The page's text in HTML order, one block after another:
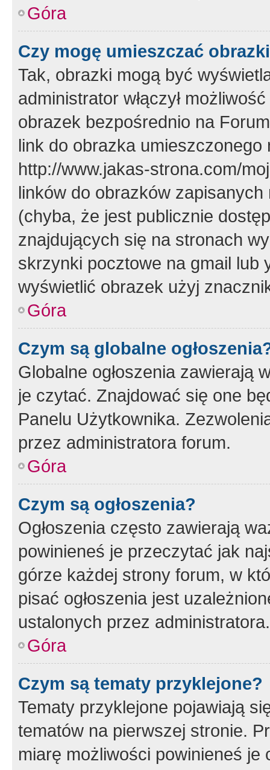
Góra
Czy mogę umieszczać
Tak, obrazki mogą być
administrator włączył
obrazek bezpośrednio na
link do obrazka
http://www.jakas-strona.com/
linków do obrazków
(chyba, że jest publicznie
znajdujących się na stronach
skrzynki pocztowe na gmail lub
wyświetlić obrazek użyj
Góra
Czym są globalne
Globalne ogłoszenia zawierają
je czytać. Znajdować się one
Panelu Użytkownika.
przez administratora forum.
Góra
Czym są ogłoszenia?
Ogłoszenia często zawierają
powinieneś je przeczytać jak
górze każdej strony forum, w
pisać ogłoszenia jest
ustalonych przez administratora.
Góra
Czym są tematy przyklejone?
Tematy przyklejone pojawiają
tematów na pierwszej stronie.
miarę możliwości powinieneś je